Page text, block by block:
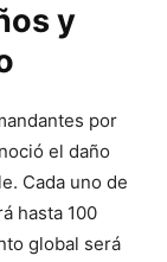
y
por
el daño
Cada uno de
hasta 100
global será